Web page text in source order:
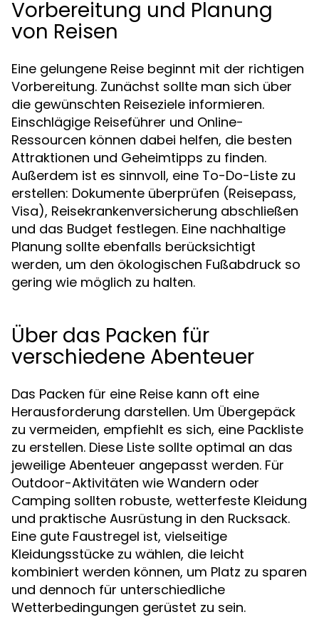
Vorbereitung und Planung
von Reisen
Eine gelungene Reise beginnt mit der richtigen
Vorbereitung. Zunächst sollte man sich über
die gewünschten Reiseziele informieren.
Einschlägige Reiseführer und Online-
Ressourcen können dabei helfen, die besten
Attraktionen und Geheimtipps zu finden.
Außerdem ist es sinnvoll, eine To-Do-Liste zu
erstellen: Dokumente überprüfen (Reisepass,
Visa), Reisekrankenversicherung abschließen
und das Budget festlegen. Eine nachhaltige
Planung sollte ebenfalls berücksichtigt
werden, um den ökologischen Fußabdruck so
gering wie möglich zu halten.
Über das Packen für
verschiedene Abenteuer
Das Packen für eine Reise kann oft eine
Herausforderung darstellen. Um Übergepäck
zu vermeiden, empfiehlt es sich, eine Packliste
zu erstellen. Diese Liste sollte optimal an das
jeweilige Abenteuer angepasst werden. Für
Outdoor-Aktivitäten wie Wandern oder
Camping sollten robuste, wetterfeste Kleidung
und praktische Ausrüstung in den Rucksack.
Eine gute Faustregel ist, vielseitige
Kleidungsstücke zu wählen, die leicht
kombiniert werden können, um Platz zu sparen
und dennoch für unterschiedliche
Wetterbedingungen gerüstet zu sein.